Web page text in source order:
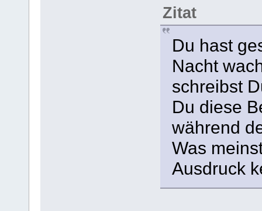
Zitat
Du hast
Nacht
schreibst
Du diese
während
Was
Ausdruck